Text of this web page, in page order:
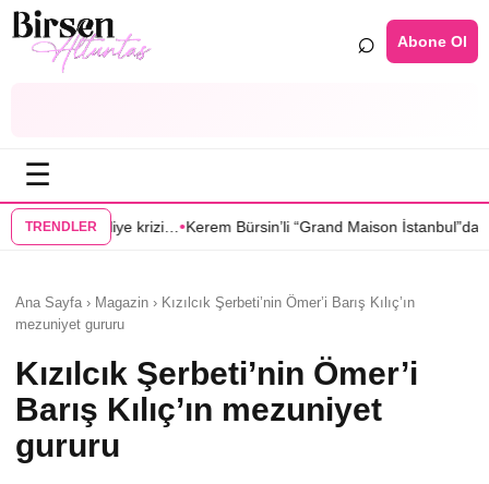
⌕ Abone Ol
☰
TRENDLER
•Kerem Bürsin’li “Grand Maison İstanbul”dan Sıla Türkoğlu’na teklif
Ana Sayfa › Magazin › Kızılcık Şerbeti’nin Ömer’i Barış Kılıç’ın
mezuniyet gururu
Kızılcık Şerbeti’nin Ömer’i
Barış Kılıç’ın mezuniyet
gururu